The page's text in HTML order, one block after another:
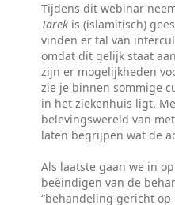
Tijdens dit webinar
Tarek is (islamitisch)
vinden er tal van
omdat dit gelijk staat
zijn er mogelijkheden
zie je binnen sommige
in het ziekenhuis ligt.
belevingswereld van
laten begrijpen wat de
Als laatste gaan we in
beëindigen van de
“behandeling gericht op